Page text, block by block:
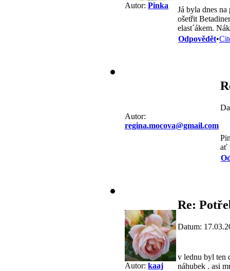
Autor: Pinka
Já byla dnes
ošetřit
elast´ákem.
Odpovědět•
Autor:
regina.mocova@gmail.com
ať
Autor: kaaj
Re:
Datum:
v lednu byl ten
náhubek . asi